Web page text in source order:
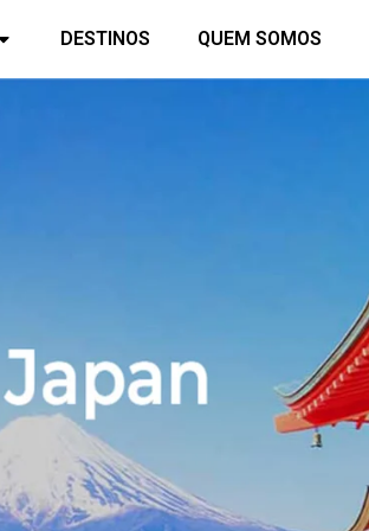
DESTINOS QUEM SOMOS